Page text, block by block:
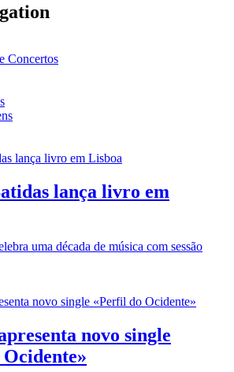
Concertos
lança livro em
uma década de música com sessão
novo single